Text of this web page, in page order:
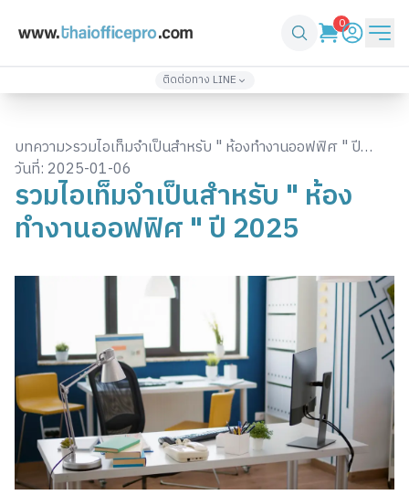
0
ติดต่อทาง LINE
02-571-4933
086-361-1232
เพิ่มเพื่อน
@top3
เพิ่มเพื่อน
thaiofficepro4
061-330-2424
บทความ>รวมไอเท็มจำเป็นสำหรับ " ห้องทำงานออฟฟิศ " ปี
2025
วันที่: 2025-01-06
รวมไอเท็มจำเป็นสำหรับ " ห้อง
ทำงานออฟฟิศ " ปี 2025